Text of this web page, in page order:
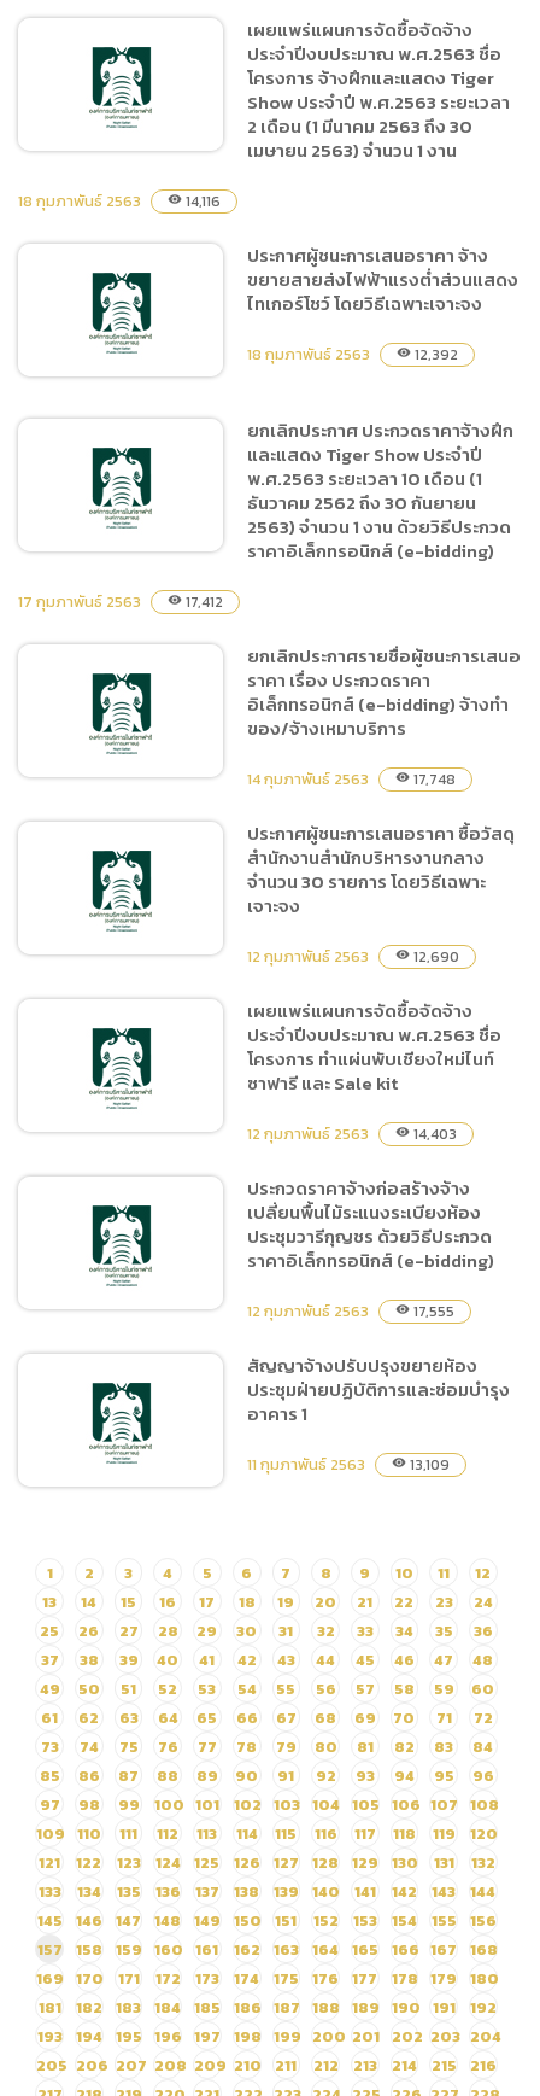
ประกวดราคาจ้างทำระบบการ
รักษาความปลอดภัย กล้อง
วงจรปิดและห้องบัญชาการ
ด้วยวิธีประกวดราคา
เผยแพร่แผนการจัดซื้อจัดจ้าง
พ.ศ.2563 ชื่อโครงการ จ้าง
ฝึกและแสดง Tiger Show
ประจำปี พ.ศ.2563 ระยะเวลา
2 เดือน (1 มีนาคม 2563 ถึง
งาน
เผยแพร่แผนการจัดซื้อจัดจ้าง
ประจำปีงบประมาณ พ.ศ.2563 ชื่อ
โครงการ จ้างฝึกและแสดง Tiger
Show ประจำปี พ.ศ.2563 ระยะเวลา
2 เดือน (1 มีนาคม 2563 ถึง 30
เมษายน 2563) จำนวน 1 งาน
18 กุมภาพันธ์ 2563 visibility 14,116
ประกาศผู้ชนะการเสนอราคา
จ้างขยายสายส่งไฟฟ้าแรงต่ำ
ส่วนแสดงไทเกอร์โชว์ โดยวิธี
เฉพาะเจาะจง
ประกาศผู้ชนะการเสนอราคา จ้าง
ขยายสายส่งไฟฟ้าแรงต่ำส่วนแสดง
ไทเกอร์โชว์ โดยวิธีเฉพาะเจาะจง
18 กุมภาพันธ์ 2563 visibility 12,392
ยกเลิกประกาศ ประกวดราคา
ประจำปี พ.ศ.2563 ระยะเวลา
10 เดือน (1 ธันวาคม 2562 ถึง
30 กันยายน 2563) จำนวน 1
งาน ด้วยวิธีประกวดราคา
ยกเลิกประกาศ ประกวดราคาจ้างฝึก
และแสดง Tiger Show ประจำปี
พ.ศ.2563 ระยะเวลา 10 เดือน (1
ธันวาคม 2562 ถึง 30 กันยายน
2563) จำนวน 1 งาน ด้วยวิธีประกวด
ราคาอิเล็กทรอนิกส์ (e-bidding)
17 กุมภาพันธ์ 2563 visibility 17,412
ยกเลิกประกาศรายชื่อผู้ชนะ
การเสนอราคา เรื่อง ประกวด
ราคาอิเล็กทรอนิกส์ (e-
bidding) จ้างทำของ/จ้าง
ยกเลิกประกาศรายชื่อผู้ชนะการเสนอ
ราคา เรื่อง ประกวดราคา
อิเล็กทรอนิกส์ (e-bidding) จ้างทำ
ของ/จ้างเหมาบริการ
14 กุมภาพันธ์ 2563 visibility 17,748
ประกาศผู้ชนะการเสนอราคา
ซื้อวัสดุสำนักงานสำนักบริหาร
งานกลาง จำนวน 30 รายการ
โดยวิธีเฉพาะเจาะจง
ประกาศผู้ชนะการเสนอราคา ซื้อวัสดุ
สำนักงานสำนักบริหารงานกลาง
จำนวน 30 รายการ โดยวิธีเฉพาะ
เจาะจง
12 กุมภาพันธ์ 2563 visibility 12,690
เผยแพร่แผนการจัดซื้อจัดจ้าง
ประจำปีงบประมาณ
พ.ศ.2563 ชื่อโครงการ ทำ
แผ่นพับเชียงใหม่ไนท์ซาฟารี
เผยแพร่แผนการจัดซื้อจัดจ้าง
ประจำปีงบประมาณ พ.ศ.2563 ชื่อ
โครงการ ทำแผ่นพับเชียงใหม่ไนท์
ซาฟารี และ Sale kit
12 กุมภาพันธ์ 2563 visibility 14,403
ประกวดราคาจ้างก่อสร้างจ้าง
เปลี่ยนพื้นไม้ระแนงระเบียง
ห้องประชุมวารีกุญชร ด้วยวิธี
ประกวดราคาอิเล็กทรอนิกส์
ประกวดราคาจ้างก่อสร้างจ้าง
เปลี่ยนพื้นไม้ระแนงระเบียงห้อง
ประชุมวารีกุญชร ด้วยวิธีประกวด
ราคาอิเล็กทรอนิกส์ (e-bidding)
12 กุมภาพันธ์ 2563 visibility 17,555
สัญญาจ้างปรับปรุงขยายห้อง
ประชุมฝ่ายปฏิบัติการและซ่อม
บำรุงอาคาร 1
สัญญาจ้างปรับปรุงขยายห้อง
ประชุมฝ่ายปฏิบัติการและซ่อมบำรุง
อาคาร 1
11 กุมภาพันธ์ 2563 visibility 13,109
1 2 3 4 5 6 7 8 9 10 11
12
13
14 15 16 17 18 19 20 21 22 23
24
25
26 27 28 29 30 31 32 33 34 35
36
37
38 39 40 41 42 43 44 45 46 47
48
49
50 51 52 53 54 55 56 57 58 59
60
61
62 63 64 65 66 67 68 69 70 71
72
73
74 75 76 77 78 79 80 81 82 83
84
85
86 87 88 89 90 91 92 93 94 95
96
97
98 99 100 101 102 103 104 105 106 107 108
109 110 111 112 113 114 115 116 117 118 119
120
121
122 123 124 125 126 127 128 129 130 131
132
133
134 135 136 137 138 139 140 141 142 143
144
145
146 147 148 149 150 151 152 153 154 155
156
157
158 159 160 161 162 163 164 165 166 167
168
169 170 171 172 173 174 175 176 177 178 179
180
181
182 183 184 185 186 187 188 189 190 191
192
193 194 195 196 197 198 199 200 201 202 203 204
205 206 207 208 209 210 211 212 213 214 215
216